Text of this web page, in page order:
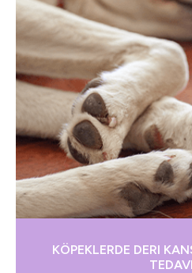
KÖPEKLERDE DERI